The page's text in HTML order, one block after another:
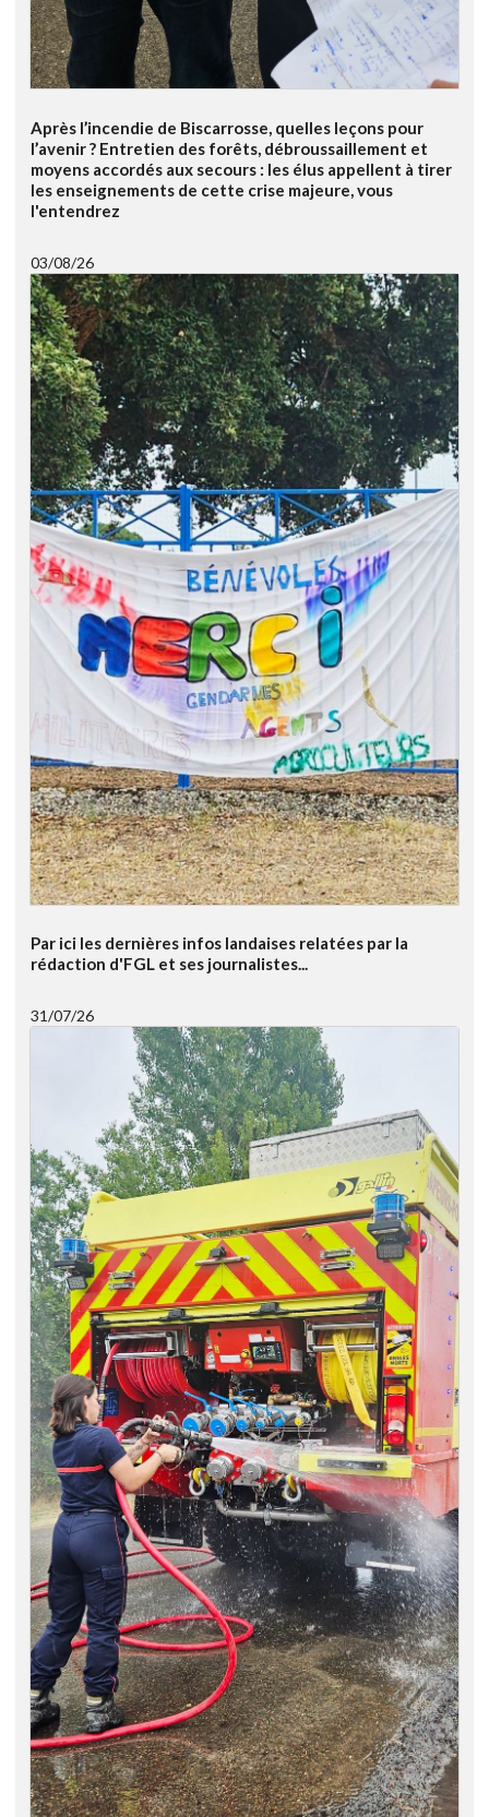
Après l’incendie de Biscarrosse, quelles leçons pour
l’avenir ? Entretien des forêts, débroussaillement et
moyens accordés aux secours : les élus appellent à tirer
les enseignements de cette crise majeure, vous
l'entendrez
03/08/26
Par ici les dernières infos landaises relatées par la
rédaction d'FGL et ses journalistes...
31/07/26